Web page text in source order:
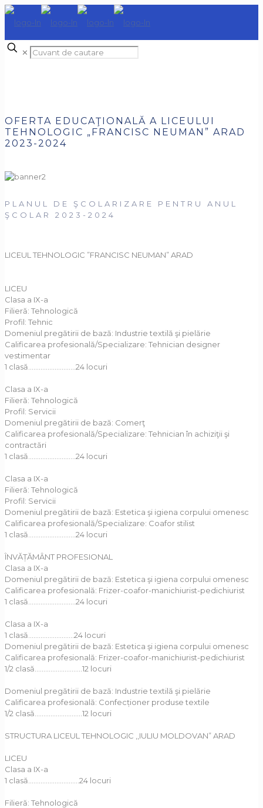
✕
OFERTA EDUCAŢIONALĂ A LICEULUI
TEHNOLOGIC „FRANCISC NEUMAN” ARAD
2023-2024
PLANUL DE ŞCOLARIZARE PENTRU ANUL
ŞCOLAR 2023-2024
LICEUL TEHNOLOGIC ”FRANCISC NEUMAN” ARAD
LICEU
Clasa a IX-a
Filieră: Tehnologică
Profil: Tehnic
Domeniul pregătirii de bază: Industrie textilă şi pielărie
Calificarea profesională/Specializare: Tehnician designer
vestimentar
1 clasă………………………24 locuri
Clasa a IX-a
Filieră: Tehnologică
Profil: Servicii
Domeniul pregătirii de bază: Comerţ
Calificarea profesională/Specializare: Tehnician în achiziţii şi
contractări
1 clasă………………………24 locuri
Clasa a IX-a
Filieră: Tehnologică
Profil: Servicii
Domeniul pregătirii de bază: Estetica şi igiena corpului omenesc
Calificarea profesională/Specializare: Coafor stilist
1 clasă………………………24 locuri
ÎNVĂȚĂMÂNT PROFESIONAL
Clasa a IX-a
Domeniul pregătirii de bază: Estetica şi igiena corpului omenesc
Calificarea profesională: Frizer-coafor-manichiurist-pedichiurist
1 clasă………………………24 locuri
Clasa a IX-a
1 clasă..........................24 locuri
Domeniul pregătirii de bază: Estetica şi igiena corpului omenesc
Calificarea profesională: Frizer-coafor-manichiurist-pedichiurist
1/2 clasă………………………12 locuri
Domeniul pregătirii de bază: Industrie textilă şi pielărie
Calificarea profesională: Confecționer produse textile
1/2 clasă………………………12 locuri
STRUCTURA LICEUL TEHNOLOGIC ,,IULIU MOLDOVAN” ARAD
LICEU
Clasa a IX-a
1 clasă………………………..24 locuri
Filieră: Tehnologică